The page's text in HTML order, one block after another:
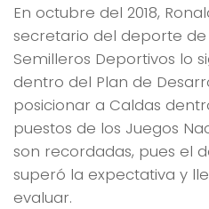
En octubre del 2018,
secretario del deporte
Semilleros Deportivos lo
dentro del Plan de
posicionar a Caldas
puestos de los Juegos
son recordadas, pues el
superó la expectativa y
evaluar.